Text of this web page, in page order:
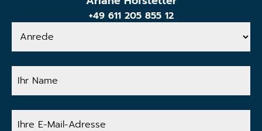
+49 611 205 855 12
Anrede
Ihr
Name
Ihre
E-